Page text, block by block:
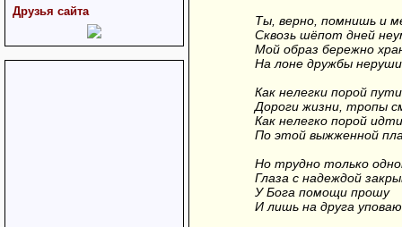
Друзья сайта
Ты, верно, помнишь и
Сквозь шёпот дней
Мой образ бережно
На лоне дружбы
Как нелегки порой
Дороги жизни, тропы
Как нелегко порой идти
По этой выжженной
Но трудно только
Глаза с надеждой
У Бога помощи прошу
И лишь на друга